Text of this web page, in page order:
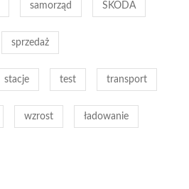
samorząd SKODA
sprzedaż
stacje test transport
wzrost ładowanie